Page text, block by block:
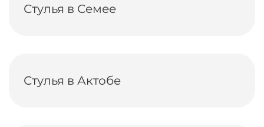
Стулья в Семее
Стулья в Актобе